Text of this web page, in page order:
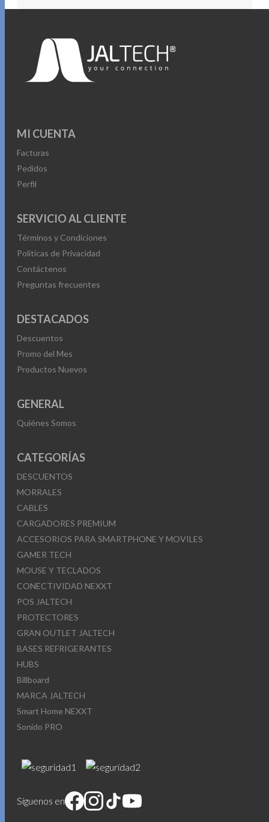
MI CUENTA
Facturas
Pedidos
Perfil
SERVICIO AL CLIENTE
Términos y Condiciones
Políticas de Privacidad
Contáctenos
Preguntas frecuentes
DESTACADOS
Descuentos
Promo del Mes
Productos Nuevos
GENERAL
Quiénes Somos
CATEGORÍAS
DESCUENTOS
MORRALES
CABLES
CARGADORES PREMIUM
ACCESORIOS PARA SMARTPHONE Y MOVILES
GAMER TECH
MOUSE Y TECLADOS
CONECTIVIDAD NEXXT
POS JALTECH
PROTECTORES
GRAN OUTLET JALTECH
BASES REFRIGERANTES
HUBS
Billboard
MARCA JALTECH
Smart Home NEXXT
Sonido PRO
Síguenos en